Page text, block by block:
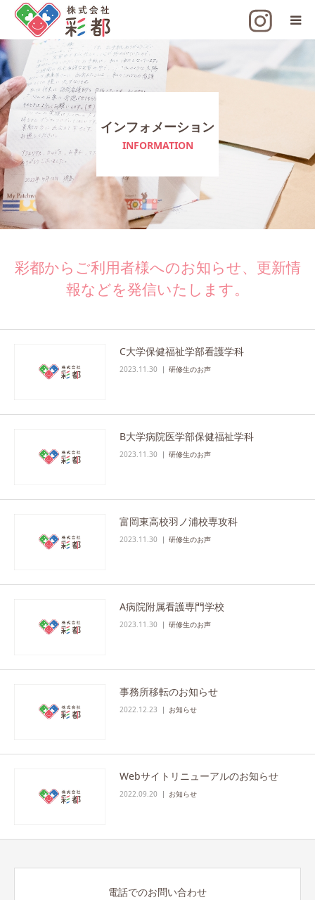
インフォメーション
INFORMATION
彩都からご利用者様へのお知らせ、更新情
報などを発信いたします。
C大学保健福祉学部看護学科
2023.11.30 研修生のお声
B大学病院医学部保健福祉学科
2023.11.30 研修生のお声
富岡東高校羽ノ浦校専攻科
2023.11.30 研修生のお声
A病院附属看護専門学校
2023.11.30 研修生のお声
事務所移転のお知らせ
2022.12.23 お知らせ
Webサイトリニューアルのお知らせ
2022.09.20 お知らせ
電話でのお問い合わせ
彩都とは
インフォメーション